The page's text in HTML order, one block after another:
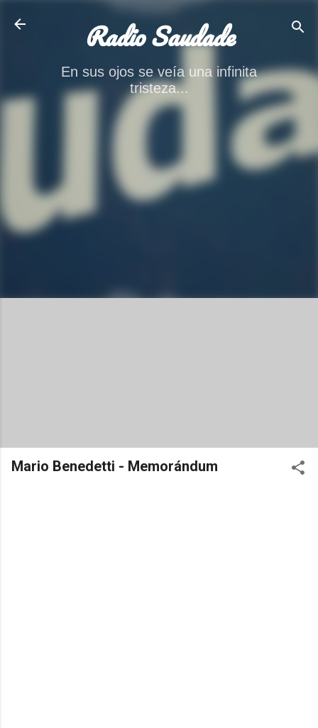
Radio Saudade
En sus ojos se veía una infinita
tristeza...
Mario Benedetti - Memorándum